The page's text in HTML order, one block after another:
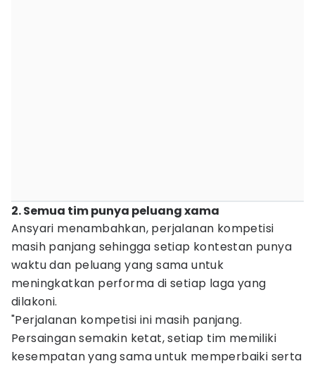
2. Semua tim punya peluang xama
Ansyari menambahkan, perjalanan kompetisi
masih panjang sehingga setiap kontestan punya
waktu dan peluang yang sama untuk
meningkatkan performa di setiap laga yang
dilakoni.
"Perjalanan kompetisi ini masih panjang.
Persaingan semakin ketat, setiap tim memiliki
kesempatan yang sama untuk memperbaiki serta